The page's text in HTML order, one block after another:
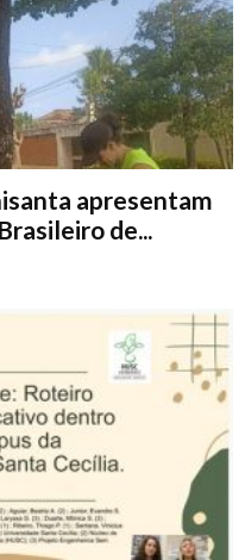
apresentam
de...